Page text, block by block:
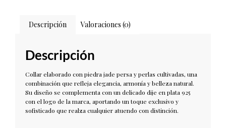
Descripción Valoraciones (0)
Descripción
Collar elaborado con piedra jade persa y perlas cultivadas, una
combinación que refleja elegancia, armonía y belleza natural.
Su diseño se complementa con un delicado dije en plata 925
con el logo de la marca, aportando un toque exclusivo y
sofisticado que realza cualquier atuendo con distinción.